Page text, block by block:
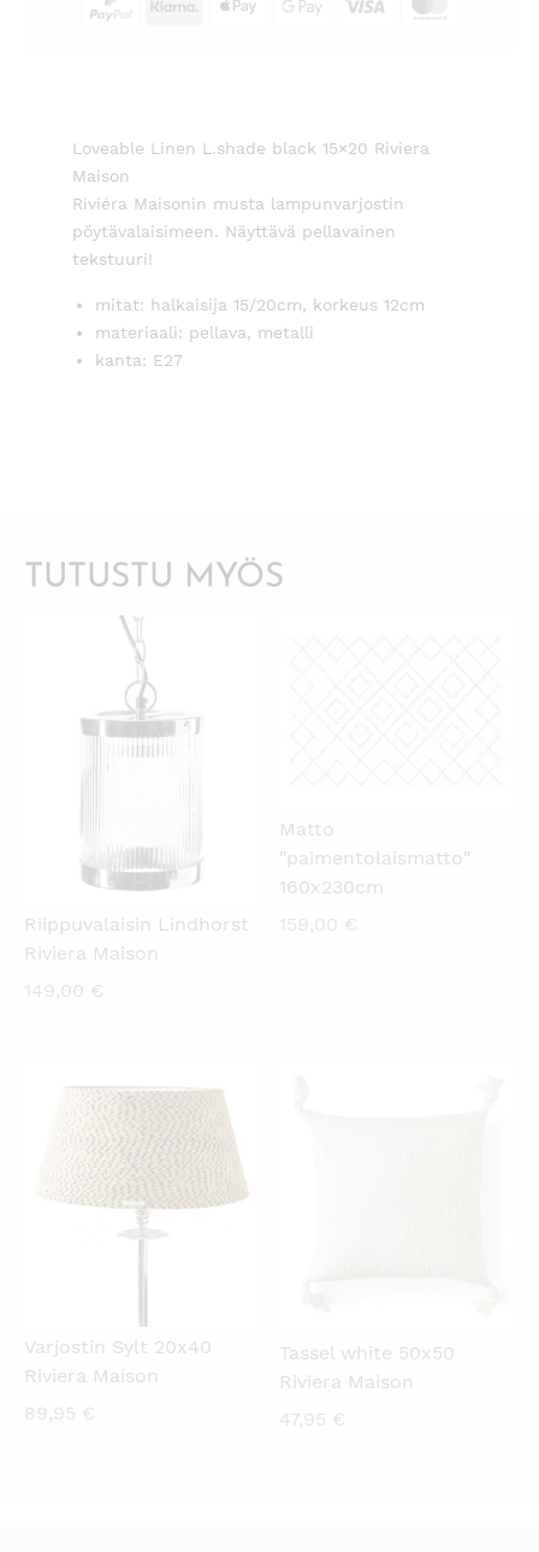
Loveable Linen L.shade black 15×20 Riviera
Maison
Riviéra Maisonin musta lampunvarjostin
pöytävalaisimeen. Näyttävä pellavainen
tekstuuri!
mitat: halkaisija 15/20cm, korkeus 12cm
materiaali: pellava, metalli
kanta: E27
TUTUSTU MYÖS
KATSO PIKANÄKYMÄ
Riippuvalaisin Lindhorst
Riviera Maison
149,00 €
Matto
"paimentolaismatto"
160x230cm
159,00 €
KATSO PIKANÄKYMÄ
Varjostin Sylt 20x40
Riviera Maison
89,95 €
Tassel white 50x50
Riviera Maison
47,95 €